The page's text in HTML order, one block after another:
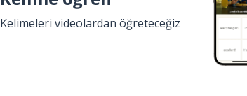
Kelimeleri videolardan öğreteceğiz